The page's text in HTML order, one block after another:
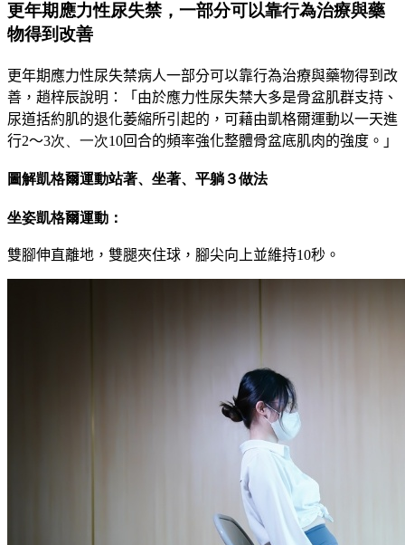
更年期應力性尿失禁，一部分可以靠行為治療與藥
物得到改善
更年期應力性尿失禁病人一部分可以靠行為治療與藥物得到改
善，趙梓辰說明：「由於應力性尿失禁大多是骨盆肌群支持、
尿道括約肌的退化萎縮所引起的，可藉由凱格爾運動以一天進
行2～3次、一次10回合的頻率強化整體骨盆底肌肉的強度。」
圖解凱格爾運動站著、坐著、平躺３做法
坐姿凱格爾運動：
雙腳伸直離地，雙腿夾住球，腳尖向上並維持10秒。